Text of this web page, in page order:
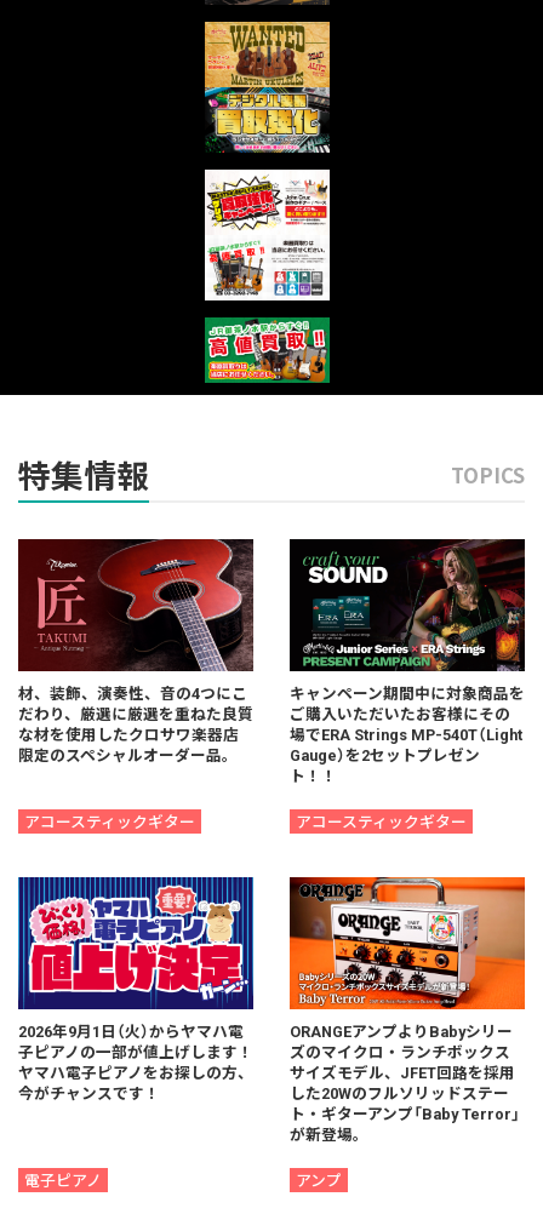
特集情報 TOPICS
材、装飾、演奏性、音の4つにこ
だわり、厳選に厳選を重ねた良質
な材を使用したクロサワ楽器店
限定のスペシャルオーダー品。
アコースティックギター
キャンペーン期間中に対象商品を
ご購入いただいたお客様にその
場でERA Strings MP-540T（Light
Gauge）を2セットプレゼン
ト！！
アコースティックギター
2026年9月1日（火）からヤマハ電
子ピアノの一部が値上げします！
ヤマハ電子ピアノをお探しの方、
今がチャンスです！
電子ピアノ
ORANGEアンプよりBabyシリー
ズのマイクロ・ランチボックス
サイズモデル、JFET回路を採用
した20Wのフルソリッドステー
ト・ギターアンプ「Baby Terror」
が新登場。
アンプ